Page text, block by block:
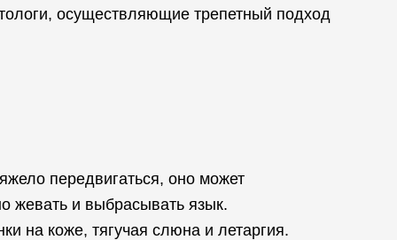
осуществляющие трепетный подход
передвигаться, оно может
жевать и выбрасывать язык.
на коже, тягучая слюна и летаргия.